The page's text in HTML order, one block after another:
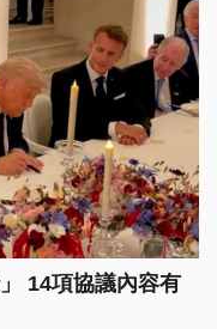
14項協議內容有